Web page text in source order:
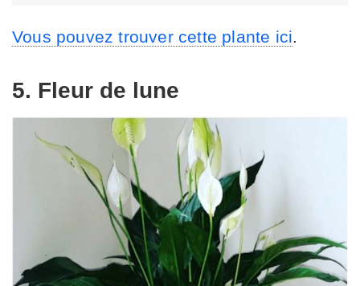
Vous pouvez trouver cette plante ici.
5. Fleur de lune